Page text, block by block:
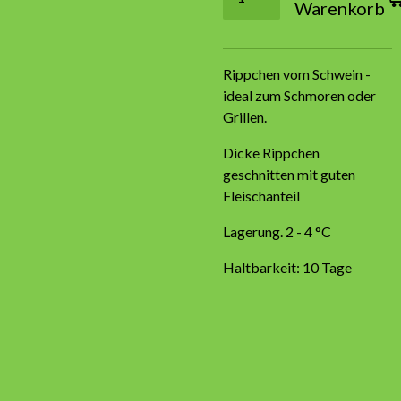
Warenkorb
Rippchen vom Schwein -
ideal zum Schmoren oder
Grillen.
Dicke Rippchen
geschnitten mit guten
Fleischanteil
Lagerung. 2 - 4 °C
Haltbarkeit: 10 Tage